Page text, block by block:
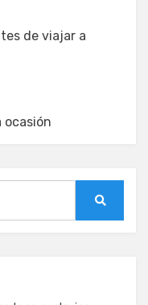
de viajar a
ocasión